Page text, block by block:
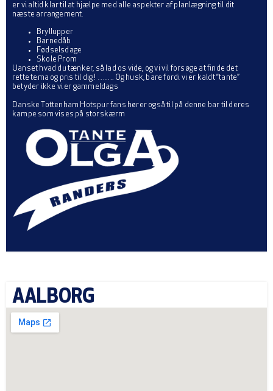
er vi altid klar til at hjælpe med alle aspekter af planlægning til dit
næste arrangement.
Bryllupper
Barnedåb
Fødselsdage
Skole Prom
Uanset hvad du tænker, så lad os vide, og vi vil forsøge at finde det
rette tema og pris til dig ! ……. Og husk, bare fordi vi er kaldt “tante”
betyder ikke vi er gammeldags
Danske Tottenham Hotspur fans hører også til på denne bar til deres
kampe som vises på storskærm
AALBORG